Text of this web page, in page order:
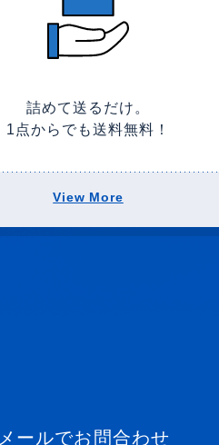
詰めて送るだけ。
1点からでも送料無料！
View More
メールでお問合わせ